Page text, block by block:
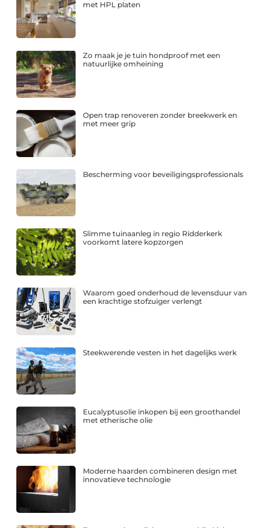
met HPL platen
Zo maak je je tuin hondproof met een
natuurlijke omheining
Open trap renoveren zonder breekwerk en
met meer grip
Bescherming voor beveiligingsprofessionals
Slimme tuinaanleg in regio Ridderkerk
voorkomt latere kopzorgen
Waarom goed onderhoud de levensduur van
een krachtige stofzuiger verlengt
Steekwerende vesten in het dagelijks werk
Eucalyptusolie inkopen bij een groothandel
met etherische olie
Moderne haarden combineren design met
innovatieve technologie